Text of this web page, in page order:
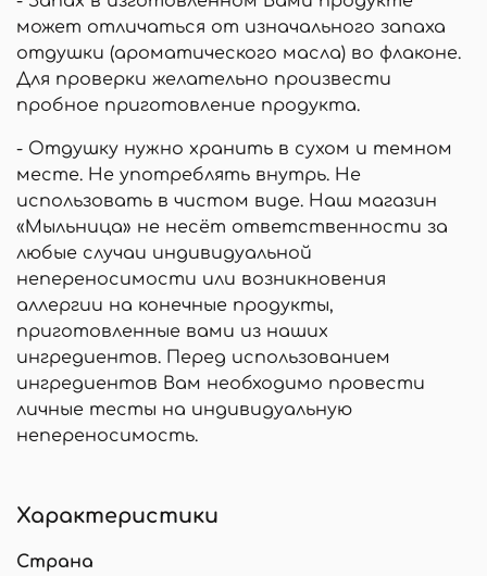
может отличаться от изначального запаха
отдушки (ароматического масла) во флаконе.
Для проверки желательно произвести
пробное приготовление продукта.
- Отдушку нужно хранить в сухом и темном
месте. Не употреблять внутрь. Не
использовать в чистом виде. Наш магазин
«Мыльница» не несёт ответственности за
любые случаи индивидуальной
непереносимости или возникновения
аллергии на конечные продукты,
приготовленные вами из наших
ингредиентов. Перед использованием
ингредиентов Вам необходимо провести
личные тесты на индивидуальную
непереносимость.
Характеристики
Страна